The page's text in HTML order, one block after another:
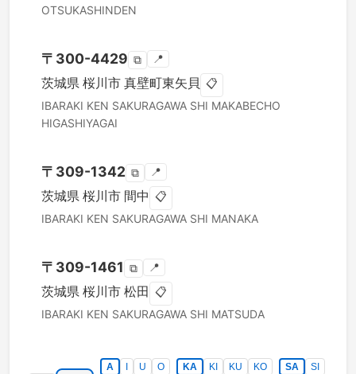
OTSUKASHINDEN
〒 300-4429 ⧉ 📍
茨城県 桜川市 真壁町東矢貝 📋
IBARAKI KEN SAKURAGAWA SHI MAKABECHO
HIGASHIYAGAI
〒 309-1342 ⧉ 📍
茨城県 桜川市 間中 📋
IBARAKI KEN SAKURAGAWA SHI MANAKA
〒 309-1461 ⧉ 📍
茨城県 桜川市 松田 📋
IBARAKI KEN SAKURAGAWA SHI MATSUDA
A U O KA KI KU KO SA
SI